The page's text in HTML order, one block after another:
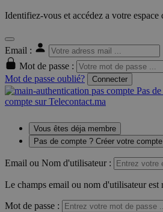
Identifiez-vous et accédez a votre espace
Email :
Mot de passe :
Mot de passe oublié?
Connecter
Pas
compte sur Telecontact.ma
Vous êtes déja membre
Pas de compte ? Créer votre compte
Email ou Nom d'utilisateur :
Le champs email ou nom d'utilisateur est
Mot de passe :